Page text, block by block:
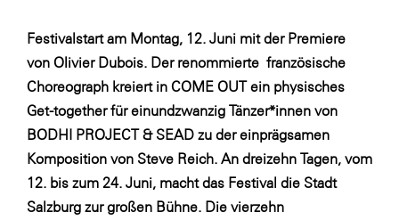
Sony DADC
SPIEGLTEC
STIHL Tirol
Trend Micro
TAG GmbH
VALETTA
Festivalstart am Montag, 12. Juni mit der Premiere
von Olivier Dubois. Der renommierte französische
Choreograph kreiert in COME OUTein physisches
Get-together für einundzwanzig Tänzer*innen von
BODHI PROJECT & SEAD zu der einprägsamen
Komposition von Steve Reich. An dreizehn Tagen, vom
12. bis zum 24. Juni, macht das Festival die Stadt
Salzburg zur großen Bühne. Die vierzehn